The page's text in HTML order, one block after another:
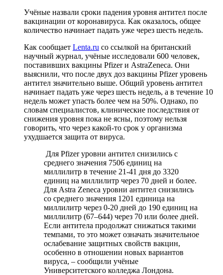
Учёные назвали сроки падения уровня антител после
вакцинации от коронавируса. Как оказалось, общее
количество начинает падать уже через шесть недель.
Как сообщает Lenta.ru со ссылкой на британский
научный журнал, учёные исследовали 600 человек,
поставивших вакцины Pfizer и AstraZeneca. Они
выяснили, что после двух доз вакцины Pfizer уровень
антител значительно выше. Общий уровень антител
начинает падать уже через шесть недель, а в течение 10
недель может упасть более чем на 50%. Однако, по
словам специалистов, клинические последствия от
снижения уровня пока не ясны, поэтому нельзя
говорить, что через какой-то срок у организма
ухудшается защита от вируса.
Для Pfizer уровни антител снизились с
среднего значения 7506 единиц на
миллилитр в течение 21-41 дня до 3320
единиц на миллилитр через 70 дней и более.
Для Astra Zeneca уровни антител снизились
со среднего значения 1201 единица на
миллилитр через 0-20 дней до 190 единиц на
миллилитр (67–644) через 70 или более дней.
Если антитела продолжат снижаться такими
темпами, то это может означать значительное
ослабевание защитных свойств вакцин,
особенно в отношении новых вариантов
вируса, – сообщили учёные
Университетского колледжа Лондона.